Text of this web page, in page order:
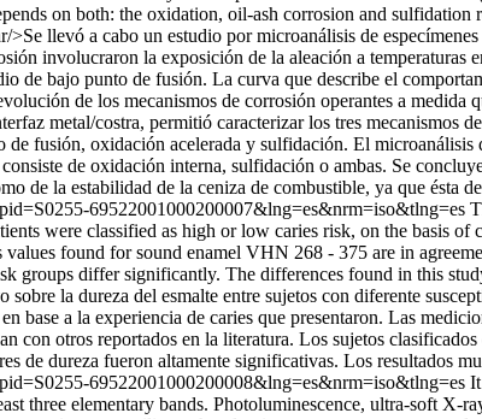
on both: the oxidation, oil-ash corrosion and
>Se llevó a cabo un estudio por microanálisis de
involucraron la exposición de la aleación a
de bajo punto de fusión. La curva que describe el
de los mecanismos de corrosión operantes a
metal/costra, permitió caracterizar los tres mecanismos
de fusión, oxidación acelerada y sulfidación. El
de oxidación interna, sulfidación o ambas. Se
de la estabilidad de la ceniza de combustible, ya que ésta
69522001000200007&lng=es&nrm=iso&tlng=es
were classified as high or low caries risk, on the basis
values found for sound enamel VHN 268 - 375 are in
groups differ significantly. The differences found in this
sobre la dureza del esmalte entre sujetos con diferente
base a la experiencia de caries que presentaron. Las
con otros reportados en la literatura. Los sujetos
de dureza fueron altamente significativas. Los resultados
69522001000200008&lng=es&nrm=iso&tlng=es
three elementary bands. Photoluminescence, ultra-soft